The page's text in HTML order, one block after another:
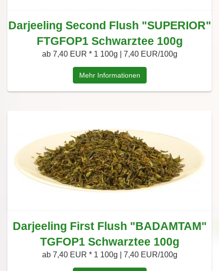
Darjeeling Second Flush "SUPERIOR"
FTGFOP1 Schwarztee 100g
ab 7,40 EUR * 1 100g | 7,40 EUR/100g
Mehr Informationen
Darjeeling First Flush "BADAMTAM"
TGFOP1 Schwarztee 100g
ab 7,40 EUR * 1 100g | 7,40 EUR/100g